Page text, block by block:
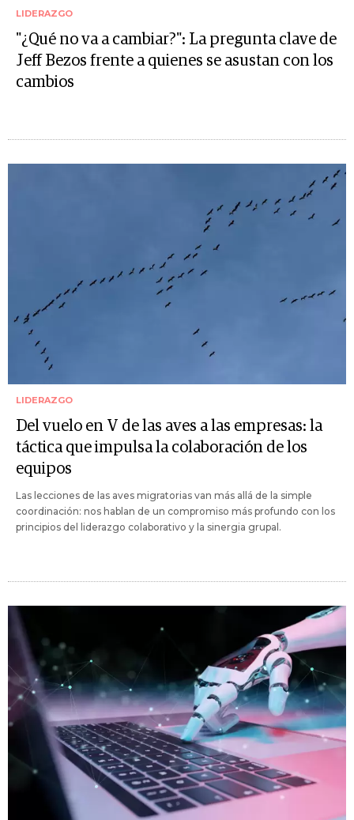
LIDERAZGO
"¿Qué no va a cambiar?": La pregunta clave de
Jeff Bezos frente a quienes se asustan con los
cambios
LIDERAZGO
Del vuelo en V de las aves a las empresas: la
táctica que impulsa la colaboración de los
equipos
Las lecciones de las aves migratorias van más allá de la simple
coordinación: nos hablan de un compromiso más profundo con los
principios del liderazgo colaborativo y la sinergia grupal.